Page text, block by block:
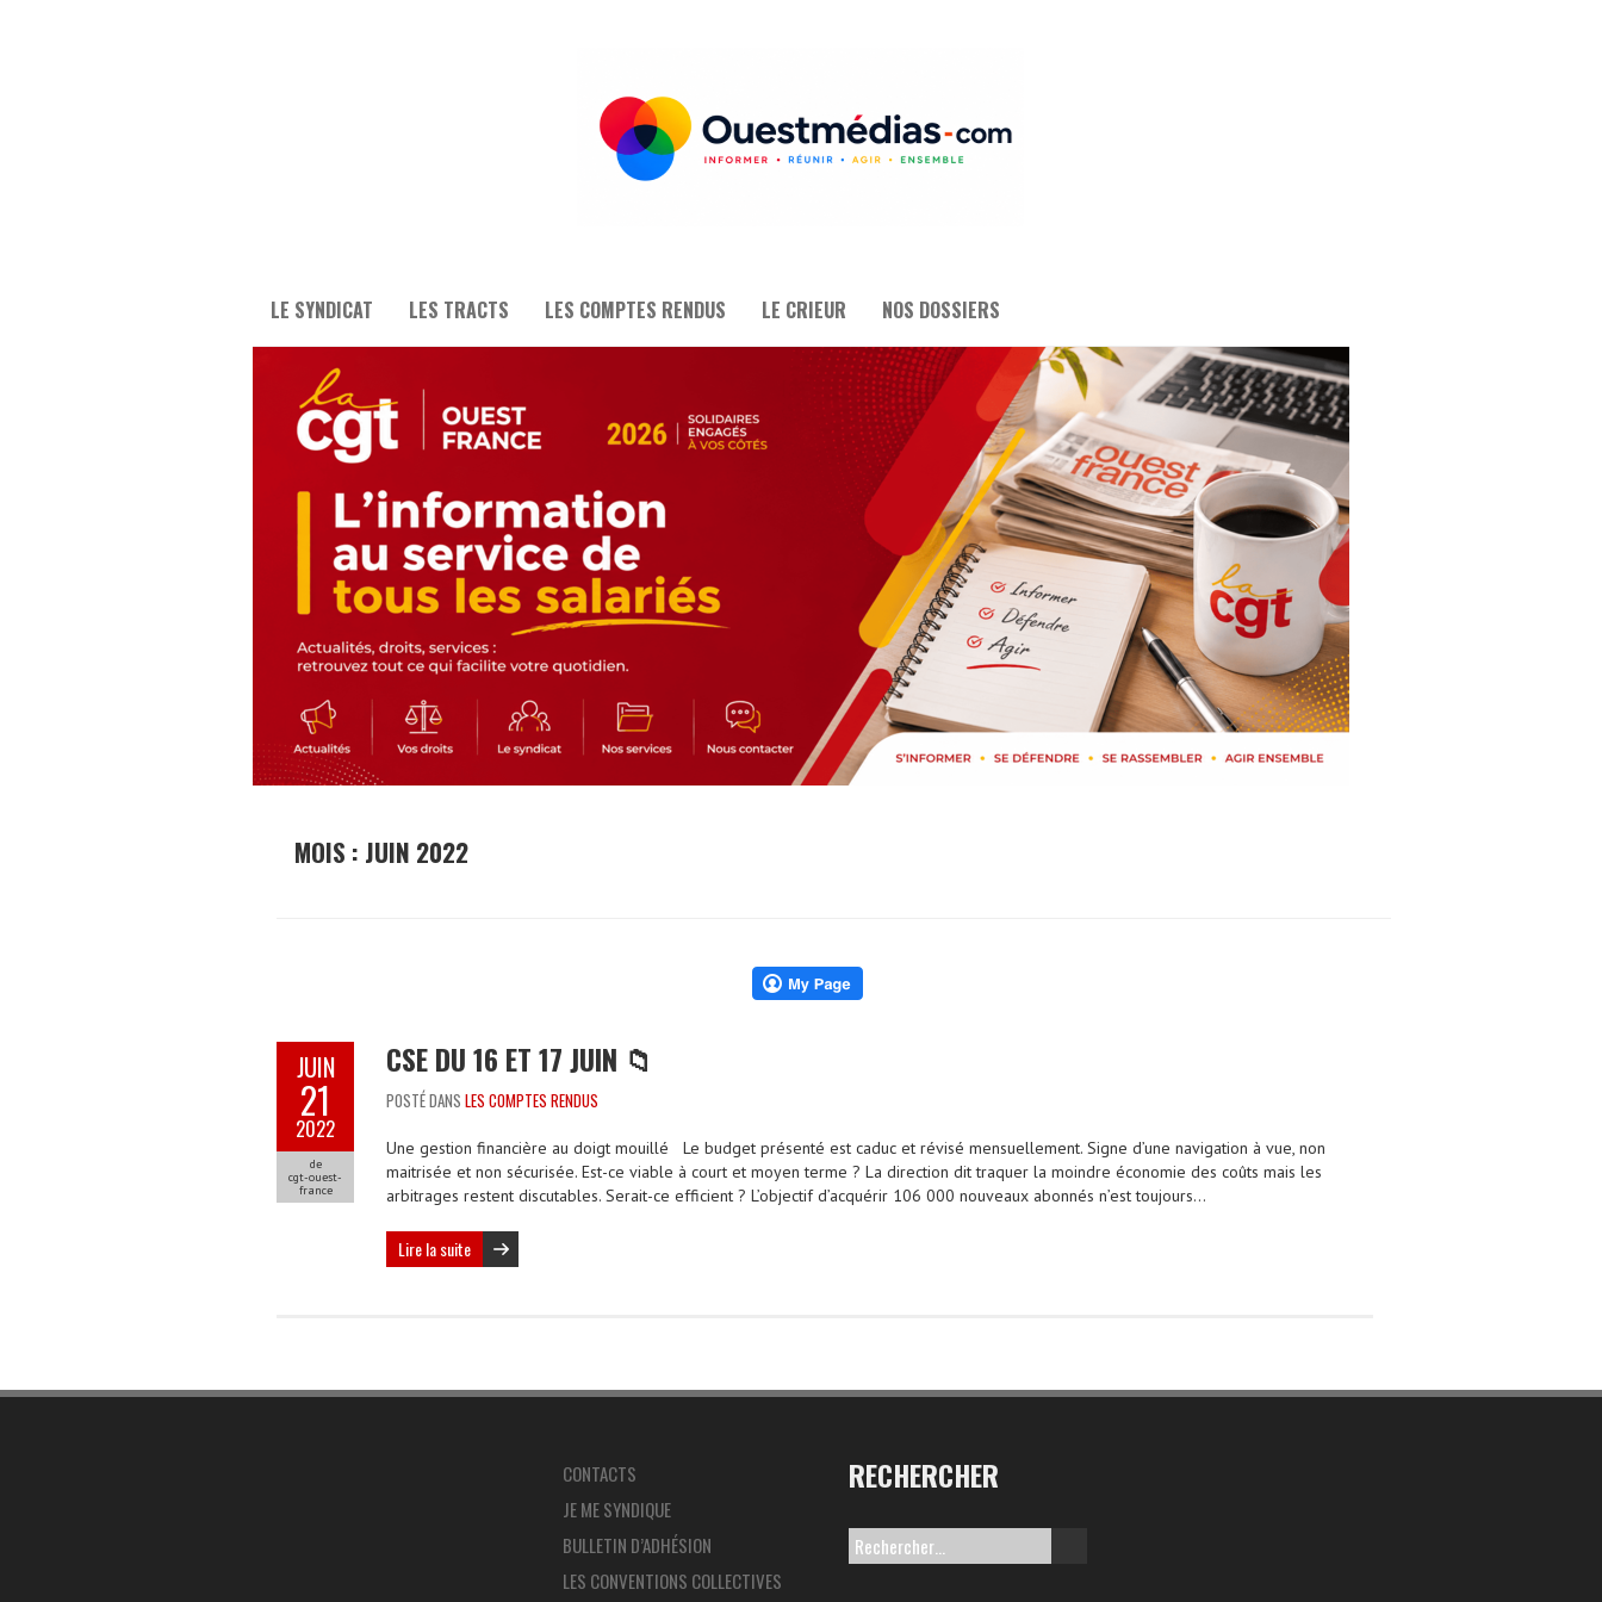
LE SYNDICAT LES TRACTS LES COMPTES RENDUS LE CRIEUR NOS DOSSIERS
MOIS : JUIN 2022
JUIN
21
2022
de
cgt-ouest-
france
CSE DU 16 ET 17 JUIN 📁
POSTÉ DANS LES COMPTES RENDUS
Une gestion financière au doigt mouillé Le budget présenté est caduc et révisé mensuellement. Signe d’une navigation à vue, non
maitrisée et non sécurisée. Est-ce viable à court et moyen terme ? La direction dit traquer la moindre économie des coûts mais les
arbitrages restent discutables. Serait-ce efficient ? L’objectif d’acquérir 106 000 nouveaux abonnés n’est toujours…
Lire la suite
CONTACTS
JE ME SYNDIQUE
BULLETIN D’ADHÉSION
LES CONVENTIONS COLLECTIVES
RECHERCHER
R